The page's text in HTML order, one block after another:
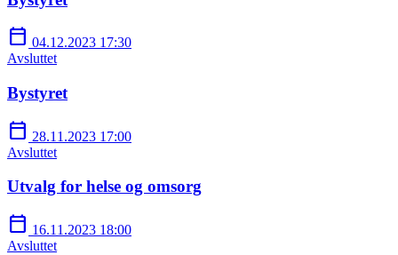
calendar_today 04.12.2023 17:30
Avsluttet
Bystyret
calendar_today 28.11.2023 17:00
Avsluttet
Utvalg for helse og omsorg
calendar_today 16.11.2023 18:00
Avsluttet